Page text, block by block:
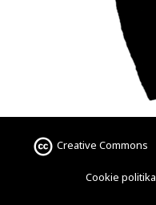
Creative Commons
Cookie politika